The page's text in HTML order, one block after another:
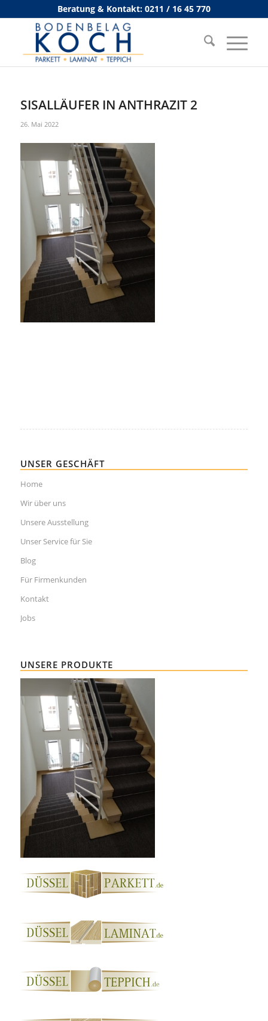
Beratung & Kontakt: 0211 / 16 45 770
SISALLÄUFER IN ANTHRAZIT 2
26. Mai 2022
UNSER GESCHÄFT
Home
Wir über uns
Unsere Ausstellung
Unser Service für Sie
Blog
Für Firmenkunden
Kontakt
Jobs
UNSERE PRODUKTE